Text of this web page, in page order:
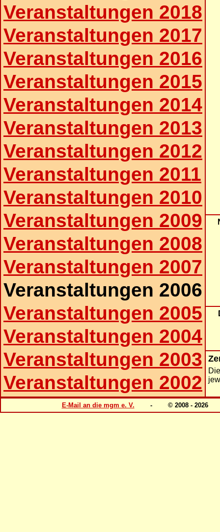
Veranstaltungen 2018
Veranstaltungen 2017
Veranstaltungen 2016
Veranstaltungen 2015
Veranstaltungen 2014
Veranstaltungen 2013
Veranstaltungen 2012
Veranstaltungen 2011
Veranstaltungen 2010
Veranstaltungen 2009
Veranstaltungen 2008
Veranstaltungen 2007
Veranstaltungen 2006
Veranstaltungen 2005
Veranstaltungen 2004
Veranstaltungen 2003
Veranstaltungen 2002
E-Mail an die mgm e. V. - © 2008 -